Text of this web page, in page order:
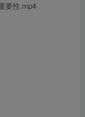
要性.mp4